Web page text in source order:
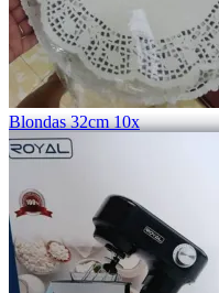
Blondas 32cm 10x